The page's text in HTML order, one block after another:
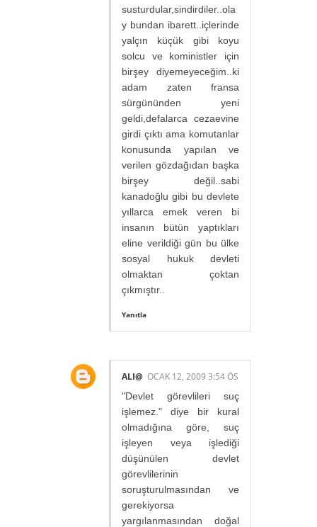
susturdular,sindirdiler..ola
y bundan ibarett..içlerinde
yalçın küçük gibi koyu
solcu ve koministler için
birşey diyemeyeceğim..ki
adam zaten fransa
sürgününden yeni
geldi,defalarca cezaevine
girdi çıktı ama komutanlar
konusunda yapılan ve
verilen gözdağıdan başka
birşey değil..sabi
kanadoğlu gibi bu devlete
yıllarca emek veren bi
insanın bütün yaptıkları
eline verildiği gün bu ülke
sosyal hukuk devleti
olmaktan çoktan
çıkmıştır..
Yanıtla
ALI@ OCAK 12, 2009 3:54 ÖS
"Devlet görevlileri suç
işlemez." diye bir kural
olmadığına göre, suç
işleyen veya işlediği
düşünülen devlet
görevlilerinin
soruşturulmasından ve
gerekiyorsa
yargılanmasından doğal